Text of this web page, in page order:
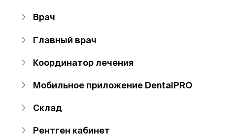
Врач
Главный врач
Координатор лечения
Мобильное приложение DentalPRO
Склад
Рентген кабинет